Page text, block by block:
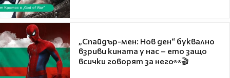
„Спайдър-мен: Нов ден“ буквално
взриви кината у нас – ето защо
всички говорят за него👀🎬